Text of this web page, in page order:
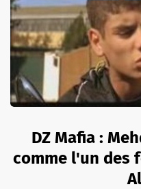
DZ Mafia :
comme l'un des